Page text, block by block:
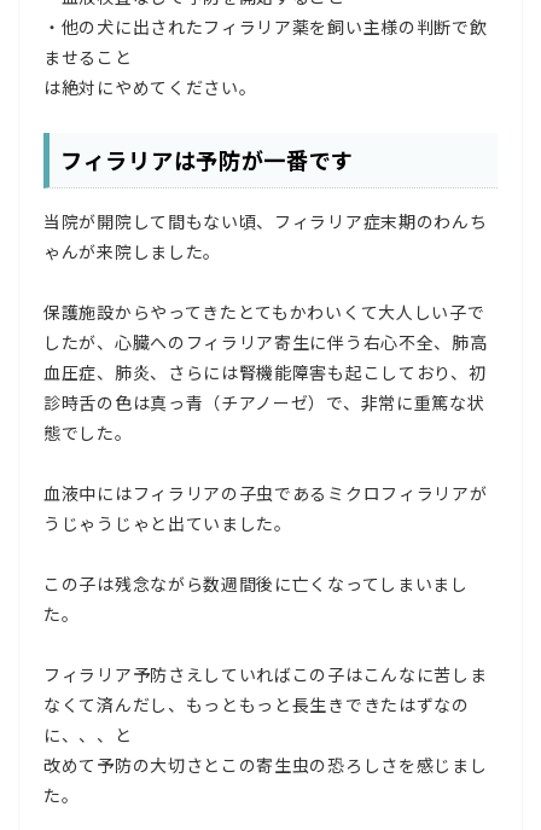
・他の犬に出されたフィラリア薬を飼い主様の判断で飲
ませること
は絶対にやめてください。
フィラリアは予防が一番です
当院が開院して間もない頃、フィラリア症末期のわんち
ゃんが来院しました。
保護施設からやってきたとてもかわいくて大人しい子で
したが、心臓へのフィラリア寄生に伴う右心不全、肺高
血圧症、肺炎、さらには腎機能障害も起こしており、初
診時舌の色は真っ青（チアノーゼ）で、非常に重篤な状
態でした。
血液中にはフィラリアの子虫であるミクロフィラリアが
うじゃうじゃと出ていました。
この子は残念ながら数週間後に亡くなってしまいまし
た。
フィラリア予防さえしていればこの子はこんなに苦しま
なくて済んだし、もっともっと長生きできたはずなの
に、、、と
改めて予防の大切さとこの寄生虫の恐ろしさを感じまし
た。